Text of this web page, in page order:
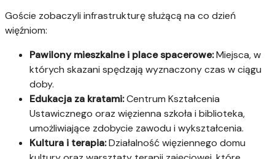
Goście zobaczyli infrastrukturę służącą na co dzień
więźniom:
Pawilony mieszkalne i place spacerowe:Miejsca, w
których skazani spędzają wyznaczony czas w ciągu
doby.
Edukacja za kratami:Centrum Kształcenia
Ustawicznego oraz więzienna szkoła i biblioteka,
umożliwiające zdobycie zawodu i wykształcenia.
Kultura i terapia:Działalność więziennego domu